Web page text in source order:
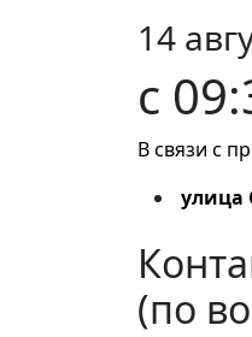
14
с
В связи с
улица
(по